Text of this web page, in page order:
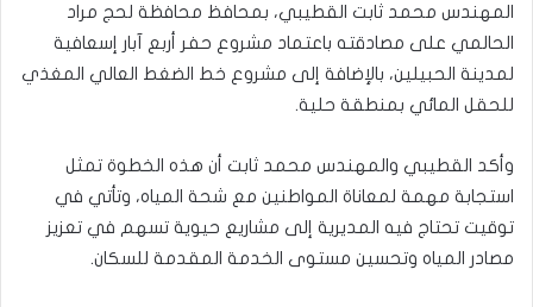
المهندس محمد ثابت القطيبي، بمحافظ محافظة لحج مراد
الحالمي على مصادقته باعتماد مشروع حفر أربع آبار إسعافية
لمدينة الحبيلين، بالإضافة إلى مشروع خط الضغط العالي المغذي
للحقل المائي بمنطقة حلية.
وأكد القطيبي والمهندس محمد ثابت أن هذه الخطوة تمثل
استجابة مهمة لمعاناة المواطنين مع شحة المياه، وتأتي في
توقيت تحتاج فيه المديرية إلى مشاريع حيوية تسهم في تعزيز
مصادر المياه وتحسين مستوى الخدمة المقدمة للسكان.